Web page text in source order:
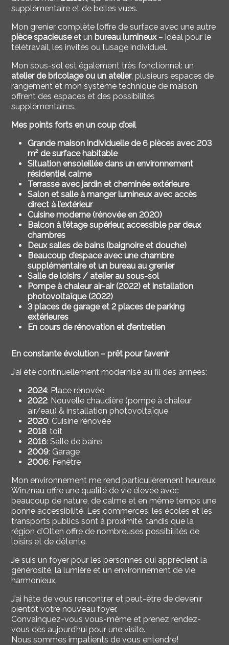
supplémentaire et de belles vues.
Mon grenier complète l’offre de surface avec une autre
pièce spacieuseet un bureau lumineux– idéal pour le
télétravail, les invités ou l’usage individuel.
Mon sous-sol est également très fonctionnel: un
atelier de bricolage ou un atelier, plusieurs espaces de
rangement et mon système technique de maison
offrent des espaces et des possibilités
supplémentaires.
Mes points forts en un coup d’œil
Grande maison individuelle de 6 pièces avec 203
m² de surface habitable
Situation ensoleillée dans un environnement
résidentiel calme
Terrasse avec jardin et cheminée extérieure
Salon et salle à manger lumineux avec accès
direct à l’extérieur
Cuisine moderne (rénovée en 2020)
Balcon à l’étage supérieur, accessible par deux
chambres
Deux salles de bains (baignoire et douche)
Beaucoup d’espace avec une chambre
supplémentaire et un bureau au grenier
Salle de loisirs / atelier au sous-sol
Pompe à chaleur air-air (2022) et installation
photovoltaïque (2022)
3 places de garage et 2 places de parking
extérieures
En cours de rénovation et d’entretien
En constante évolution – prêt pour l’avenir
J’ai été continuellement modernisé au fil des années:
2024: Place rénovée
2022: Nouvelle chaudière (pompe à chaleur
air/eau) & installation photovoltaïque
2020: Cuisine rénovée
2018: toit
2016: Salle de bains
2009: Garage
2006: Fenêtre
Mon environnement me rend particulièrement heureux:
Winznau offre une qualité de vie élevée avec
beaucoup de nature, de calme et en même temps une
bonne accessibilité. Les commerces, les écoles et les
transports publics sont à proximité, tandis que la
région d’Olten offre de nombreuses possibilités de
loisirs et de détente.
Je suis un foyer pour les personnes qui apprécient la
générosité, la lumière et un environnement de vie
harmonieux.
J’ai hâte de vous rencontrer et peut-être de devenir
bientôt votre nouveau foyer.
Convainquez-vous vous-même et prenez rendez-
vous dès aujourd’hui pour une visite.
Nous sommes impatients de vous entendre!